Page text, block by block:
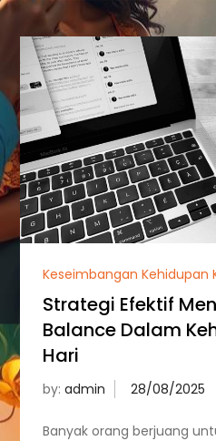
Keseimbangan Kehidupan
Strategi Efektif
Balance Dalam
Hari
by:admin
Banyak orang berjuang